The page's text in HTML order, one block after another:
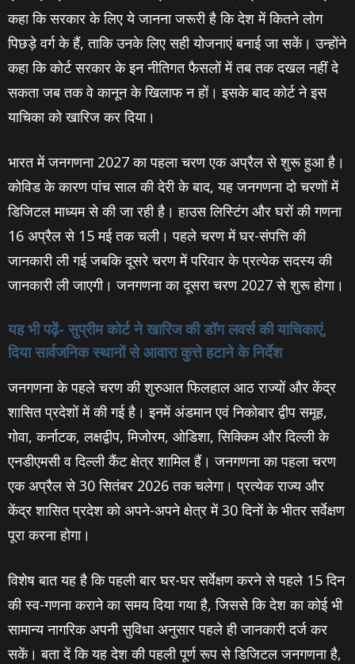
कहा कि सरकार के लिए ये जानना जरूरी है कि देश में कितने लोग
पिछड़े वर्ग के हैं, ताकि उनके लिए सही योजनाएं बनाई जा सकें। उन्होंने
कहा कि कोर्ट सरकार के इन नीतिगत फैसलों में तब तक दखल नहीं दे
सकता जब तक वे कानून के खिलाफ न हों। इसके बाद कोर्ट ने इस
याचिका को खारिज कर दिया।
भारत में जनगणना 2027 का पहला चरण एक अप्रैल से शुरू हुआ है।
कोविड के कारण पांच साल की देरी के बाद, यह जनगणना दो चरणों में
डिजिटल माध्यम से की जा रही है। हाउस लिस्टिंग और घरों की गणना
16 अप्रैल से 15 मई तक चली। पहले चरण में घर-संपत्ति की
जानकारी ली गई जबकि दूसरे चरण में परिवार के प्रत्येक सदस्य की
जानकारी ली जाएगी। जनगणना का दूसरा चरण 2027 से शुरू होगा।
यह भी पढ़ें- सुप्रीम कोर्ट ने खारिज की डॉग लवर्स की याचिकाएं,
दिया सार्वजनिक स्थानों से आवारा कुत्ते हटाने के निर्देश
जनगणना के पहले चरण की शुरुआत फिलहाल आठ राज्यों और केंद्र
शासित प्रदेशों में की गई है। इनमें अंडमान एवं निकोबार द्वीप समूह,
गोवा, कर्नाटक, लक्षद्वीप, मिजोरम, ओडिशा, सिक्किम और दिल्ली के
एनडीएमसी व दिल्ली कैंट क्षेत्र शामिल हैं। जनगणना का पहला चरण
एक अप्रैल से 30 सितंबर 2026 तक चलेगा। प्रत्येक राज्य और
केंद्र शासित प्रदेश को अपने-अपने क्षेत्र में 30 दिनों के भीतर सर्वेक्षण
पूरा करना होगा।
विशेष बात यह है कि पहली बार घर-घर सर्वेक्षण करने से पहले 15 दिन
की स्व-गणना कराने का समय दिया गया है, जिससे कि देश का कोई भी
सामान्य नागरिक अपनी सुविधा अनुसार पहले ही जानकारी दर्ज कर
सकें। बता दें कि यह देश की पहली पूर्ण रूप से डिजिटल जनगणना है,